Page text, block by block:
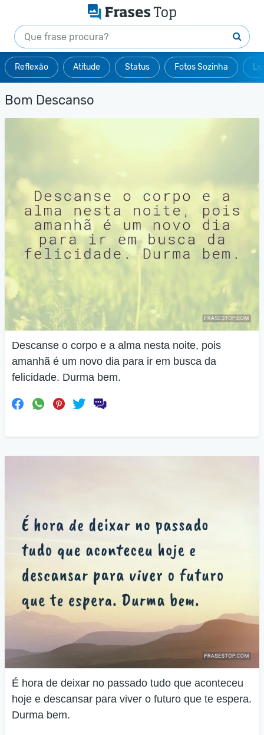
Reflexão Atitude Status Fotos Sozinha
Bom Descanso
Descanse o corpo e a alma nesta noite, pois
amanhã é um novo dia para ir em busca da
felicidade. Durma bem.
É hora de deixar no passado tudo que aconteceu
hoje e descansar para viver o futuro que te espera.
Durma bem.